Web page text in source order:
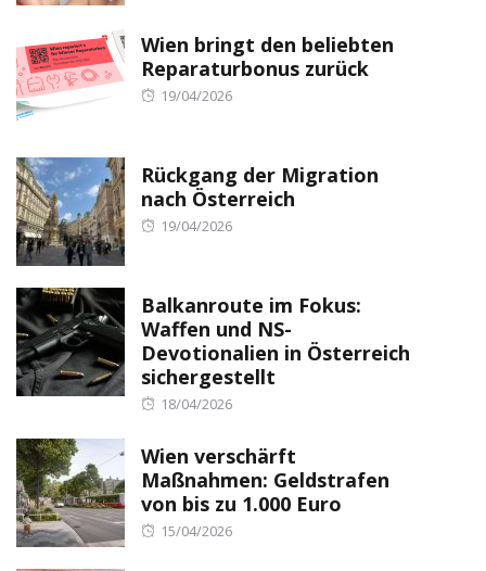
Wien bringt den beliebten
Reparaturbonus zurück
Posted
19/04/2026
Rückgang der Migration
nach Österreich
Posted
19/04/2026
Balkanroute im Fokus:
Waffen und NS-
Devotionalien in Österreich
sichergestellt
Posted
18/04/2026
Wien verschärft
Maßnahmen: Geldstrafen
von bis zu 1.000 Euro
Posted
15/04/2026